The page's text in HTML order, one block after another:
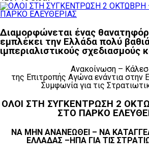
Διαμορφώνεται ένας
εμπλέκει την Ελλάδα πολύ
ιμπεριαλιστικούς σχεδιασμούς
Ανακοίνωση –
της Επιτροπής Αγώνα ενάντια στην
Συμφωνία για τις
ΟΛΟΙ ΣΤΗ ΣΥΓΚΕΝΤΡΩΣΗ 2
ΣΤΟ ΠΑΡΚΟ
ΝΑ ΜΗΝ ΑΝΑΝΕΩΘΕΙ – ΝΑ
ΕΛΛΑΔΑΣ –ΗΠΑ ΓΙΑ ΤΙΣ